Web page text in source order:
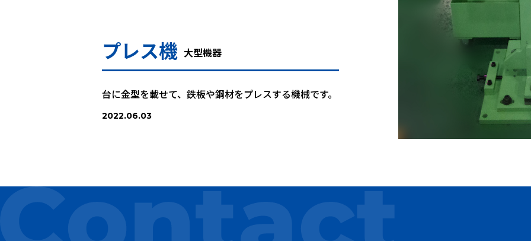
プレス機 大型機器
台に金型を載せて、鉄板や鋼材をプレスする機械です。
2022.06.03